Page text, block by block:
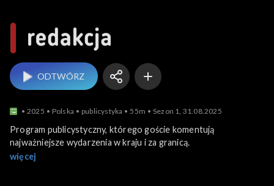
ODTWÓRZ
2025 Polska publicystyka 55m Sezon 1, 31.08.2025
Program publicystyczny, którego goście komentują
najważniejsze wydarzenia w kraju i za granicą.
więcej